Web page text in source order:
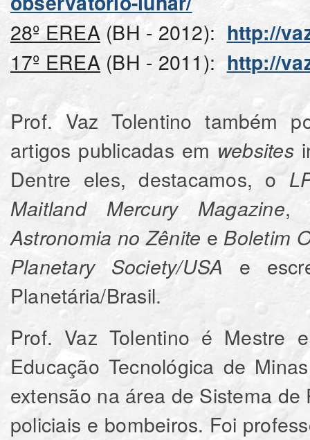
28º EREA (BH - 2012): http://
17º EREA (BH - 2011): http://
Prof. Vaz Tolentino também
artigos publicadas em websites
Dentre eles, destacamos, o
Maitland Mercury Magazine,
Astronomia no Zênite e Boletim
Planetary Society/USA e
Planetária/Brasil.
Prof. Vaz Tolentino é Mestre
Educação Tecnológica de
extensão na área de Sistema
policiais e bombeiros. Foi